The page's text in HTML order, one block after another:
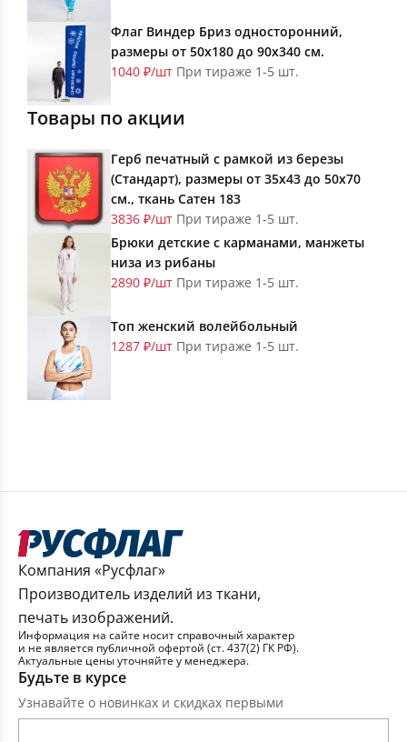
Флаг Виндер Бриз односторонний,
размеры от 50х180 до 90х340 см.
1040 ₽/шт При тираже 1-5 шт.
Товары по акции
Герб печатный с рамкой из березы
(Стандарт), размеры от 35х43 до 50х70
см., ткань Сатен 183
3836 ₽/шт При тираже 1-5 шт.
Брюки детские с карманами, манжеты
низа из рибаны
2890 ₽/шт При тираже 1-5 шт.
Топ женский волейбольный
1287 ₽/шт При тираже 1-5 шт.
Компания «Русфлаг»
Производитель изделий из ткани,
печать изображений.
Информация на сайте носит справочный характер
и не является публичной офертой (ст. 437(2) ГК РФ).
Актуальные цены уточняйте у менеджера.
Будьте в курсе
Узнавайте о новинках и скидках первыми